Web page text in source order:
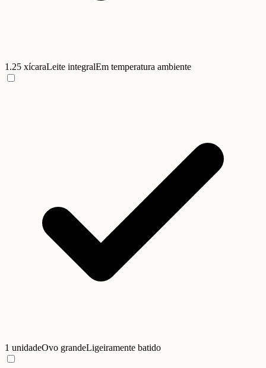
1.25 xícaraLeite integralEm temperatura ambiente
1 unidadeOvo grandeLigeiramente batido